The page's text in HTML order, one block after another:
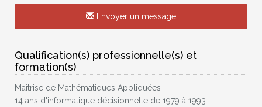
Envoyer un message
Qualification(s) professionnelle(s) et
formation(s)
Maîtrise de Mathématiques Appliquées
14 ans d'informatique décisionnelle de 1979 à 1993